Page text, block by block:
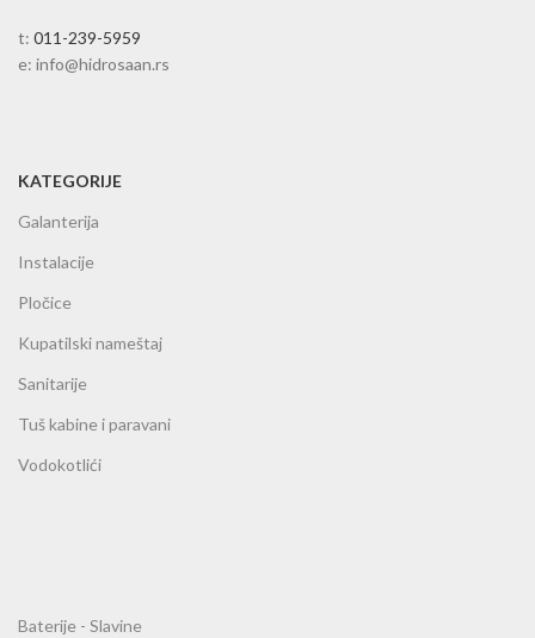
t: 011-239-5959
e: info@hidrosaan.rs
KATEGORIJE
Galanterija
Instalacije
Pločice
Kupatilski nameštaj
Sanitarije
Tuš kabine i paravani
Vodokotlići
Baterije - Slavine